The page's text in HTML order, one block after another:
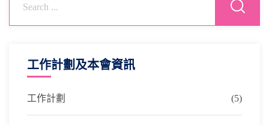
工作計劃及本會資訊
工作計劃 (5)